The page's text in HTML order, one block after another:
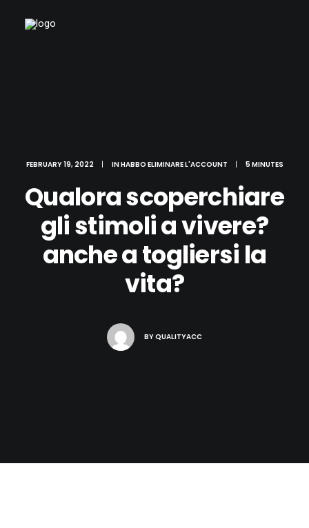
FEBRUARY 19, 2022 | INHABBO ELIMINARE L'ACCOUNT | 5 MINUTES
Qualora scoperchiare
gli stimoli a vivere?
anche a togliersi la
vita?
BYQUALITYACC